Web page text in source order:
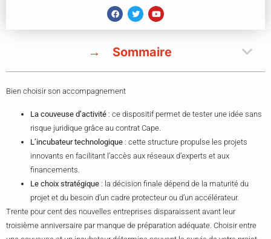
Sommaire
Bien choisir son accompagnement
La couveuse d’activité : ce dispositif permet de tester une idée sans
risque juridique grâce au contrat Cape.
L’incubateur technologique : cette structure propulse les projets
innovants en facilitant l’accès aux réseaux d’experts et aux
financements.
Le choix stratégique : la décision finale dépend de la maturité du
projet et du besoin d’un cadre protecteur ou d’un accélérateur.
Trente pour cent des nouvelles entreprises disparaissent avant leur
troisième anniversaire par manque de préparation adéquate. Choisir entre